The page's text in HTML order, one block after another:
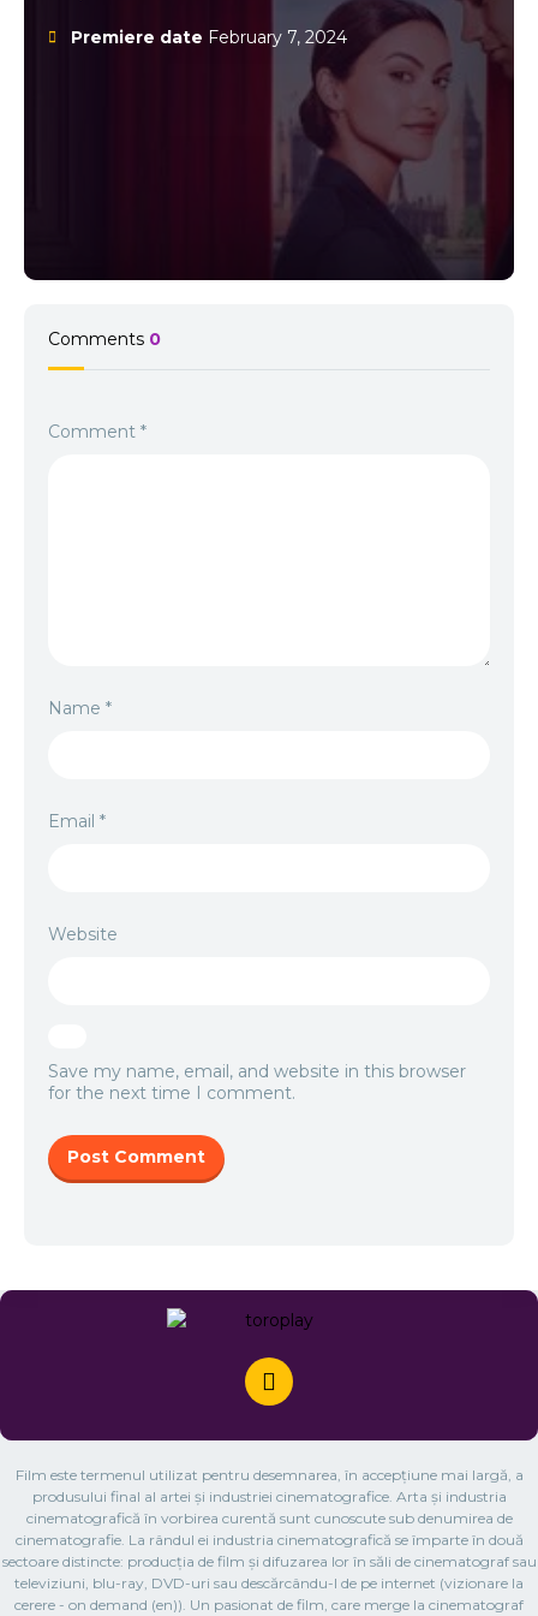
eleganța, fiind o invitație la visare și o poveste despre curajul de a
te reinventa. Pentru iubitorii de comedii romantice cu farmec
modern, această producție este o alegere excelentă.
Premiere date February 7, 2024
Comments 0
Comment *
Name *
Email *
Website
Save my name, email, and website in this browser
for the next time I comment.
Film este termenul utilizat pentru desemnarea, în accepțiune mai largă, a
produsului final al artei și industriei cinematografice. Arta și industria
cinematografică în vorbirea curentă sunt cunoscute sub denumirea de
cinematografie. La rândul ei industria cinematografică se împarte în două
sectoare distincte: producția de film și difuzarea lor în săli de cinematograf sau
televiziuni, blu-ray, DVD-uri sau descărcându-l de pe internet (vizionare la
cerere - on demand (en)). Un pasionat de film, care merge la cinematograf